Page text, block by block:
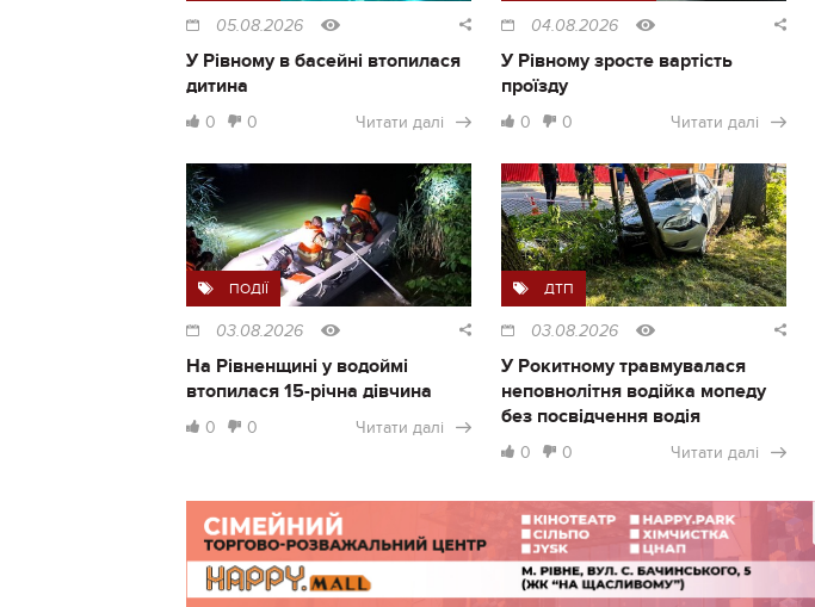
05.08.2026
У Рівному в басейні втопилася
дитина
0 0 Читати далі
04.08.2026
У Рівному зросте вартість
проїзду
0 0 Читати далі
ПОДІЇ
03.08.2026
На Рівненщині у водоймі
втопилася 15-річна дівчина
0 0 Читати далі
ДТП
03.08.2026
У Рокитному травмувалася
неповнолітня водійка мопеду
без посвідчення водія
0 0 Читати далі